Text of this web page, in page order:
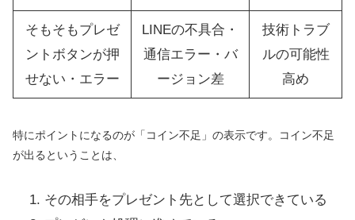
そもそもプレゼ
ントボタンが押
せない・エラー
LINEの不具合・
通信エラー・バ
ージョン差
技術トラブ
ルの可能性
高め
特にポイントになるのが「コイン不足」の表示です。コイン不足
が出るということは、
その相手をプレゼント先として選択できている